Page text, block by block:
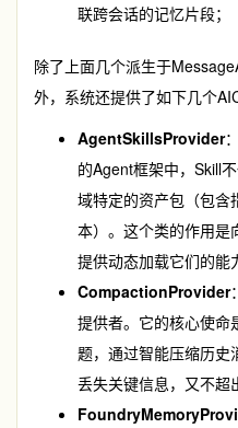
联跨会话的记忆片段；
除了上面几个派生于
外，系统还提供了如下几个
AgentSkillsProvider
的Agent框架中，Skill
域特定的资产包（包含
本）。这个类的作用是
提供动态加载它们的能
CompactionProvider
提供者。它的核心使命
题，通过智能压缩历史
丢失关键信息，又不超